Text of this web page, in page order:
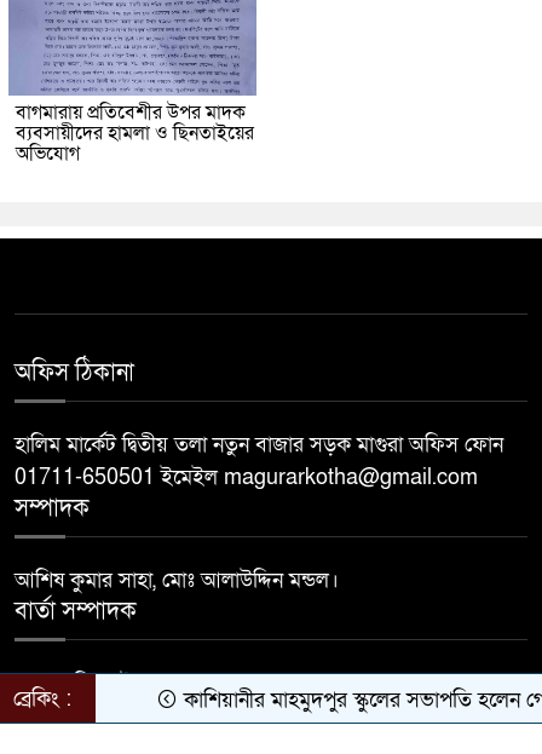
বাগমারায় প্রতিবেশীর উপর মাদক
ব্যবসায়ীদের হামলা ও ছিনতাইয়ের
অভিযোগ
অফিস ঠিকানা
হালিম মার্কেট দ্বিতীয় তলা নতুন বাজার সড়ক মাগুরা অফিস ফোন
01711-650501 ইমেইল magurarkotha@gmail.com
সম্পাদক
আশিষ কুমার সাহা, মোঃ আলাউদ্দিন মন্ডল।
বার্তা সম্পাদক
মোঃ জাহিদুল ইসলাম।
Developed byBDiT
ব্রেকিং : কাশিয়ানীর মাহমুদপুর স্কুলের সভাপতি হলেন গোবিন্দ